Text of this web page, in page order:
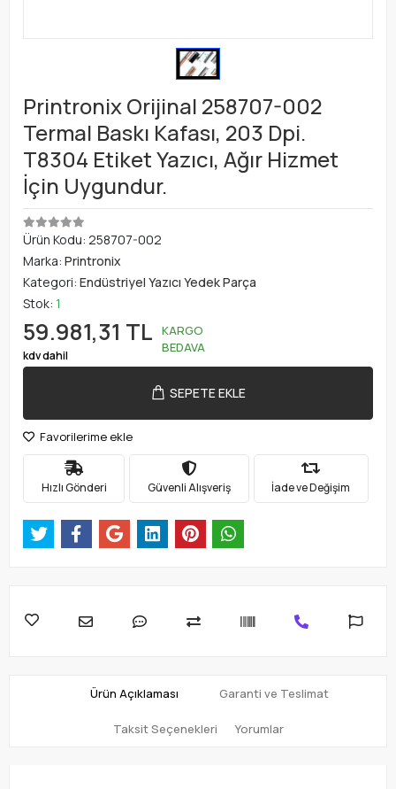
Printronix Orijinal 258707-002
Termal Baskı Kafası, 203 Dpi.
T8304 Etiket Yazıcı, Ağır Hizmet
İçin Uygundur.
Ürün Kodu: 258707-002
Marka: Printronix
Kategori: Endüstriyel Yazıcı Yedek Parça
Stok: 1
59.981,31 TL
kdv dahil
KARGO
BEDAVA
SEPETE EKLE
Favorilerime ekle
Hızlı Gönderi Güvenli Alışveriş İade ve Değişim
Ürün Açıklaması Garanti ve Teslimat
Taksit Seçenekleri Yorumlar